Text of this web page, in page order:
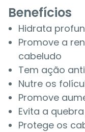
Benefícios
Hidrata
Promove a
cabeludo
Tem ação
Nutre os
Promove
Evita a
Protege os